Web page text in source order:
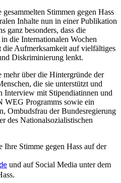
Stimmen gegen Hass
Inhalte nun in einer Publikation
ganz besonders, dass die
die Internationalen Wochen
die Aufmerksamkeit auf vielfältiges
Diskriminierung lenkt.
mehr über die Hintergründe der
die sie unterstützt und
Interview mit Stipendiatinnen und
WEG Programms sowie ein
Ombudsfrau der Bundesregierung
des Nationalsozialistischen
Ihre Stimme gegen Hass auf der
und auf Social Media unter dem